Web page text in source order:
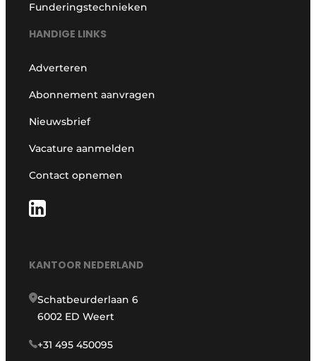
Funderingstechnieken
HANDIGE LINKS
Adverteren
Abonnement aanvragen
Nieuwsbrief
Vacature aanmelden
Contact opnemen
KANTOOR NEDERLAND
Schatbeurderlaan 6
6002 ED Weert
+31 495 450095